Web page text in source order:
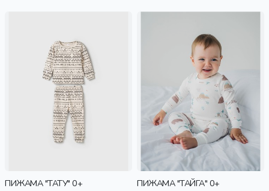
ПИЖАМА "ТАТУ" 0+ ПИЖАМА "ТАЙГА" 0+